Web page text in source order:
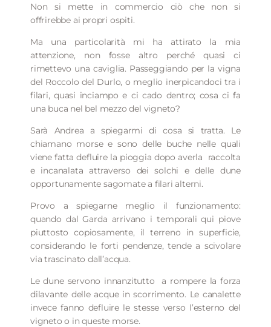
Non si mette in commercio ciò che non si
offrirebbe ai propri ospiti.
Ma una particolarità mi ha attirato la mia
attenzione, non fosse altro perché quasi ci
rimettevo una caviglia. Passeggiando per la vigna
del Roccolo del Durlo, o meglio inerpicandoci tra i
filari, quasi inciampo e ci cado dentro; cosa ci fa
una buca nel bel mezzo del vigneto?
Sarà Andrea a spiegarmi di cosa si tratta. Le
chiamano morse e sono delle buche nelle quali
viene fatta defluire la pioggia dopo averla
raccolta
e incanalata attraverso dei solchi e delle dune
opportunamente sagomate a filari alterni.
Provo a spiegarne meglio il funzionamento:
quando dal Garda arrivano i temporali qui piove
piuttosto copiosamente, il terreno in superficie,
considerando le forti pendenze, tende a scivolare
via trascinato dall’acqua.
Le dune servono innanzitutto
a rompere la forza
dilavante delle acque in scorrimento. Le canalette
invece fanno defluire le stesse verso l’esterno del
vigneto o in queste morse.